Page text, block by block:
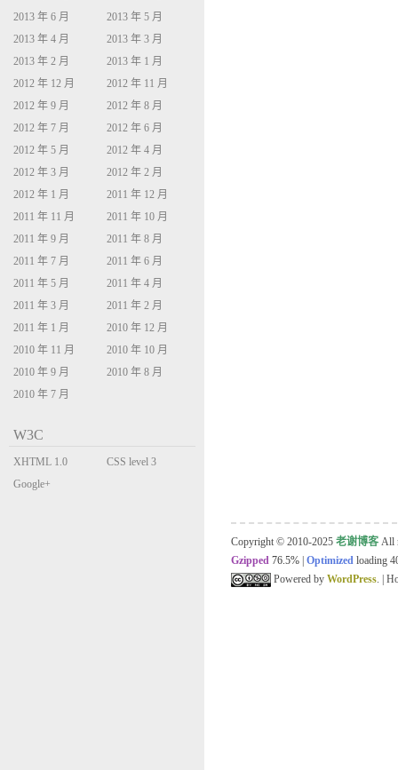
2013 年 6 月
2013 年 5 月
2013 年 4 月
2013 年 3 月
2013 年 2 月
2013 年 1 月
2012 年 12 月
2012 年 11 月
2012 年 9 月
2012 年 8 月
2012 年 7 月
2012 年 6 月
2012 年 5 月
2012 年 4 月
2012 年 3 月
2012 年 2 月
2012 年 1 月
2011 年 12 月
2011 年 11 月
2011 年 10 月
2011 年 9 月
2011 年 8 月
2011 年 7 月
2011 年 6 月
2011 年 5 月
2011 年 4 月
2011 年 3 月
2011 年 2 月
2011 年 1 月
2010 年 12 月
2010 年 11 月
2010 年 10 月
2010 年 9 月
2010 年 8 月
2010 年 7 月
W3C
XHTML 1.0
Transitional
CSS level 3
Google+
Copyright © 2010-2025 老谢博客 All
Gzipped 76.5% Optimized loading
Powered by WordPress. |